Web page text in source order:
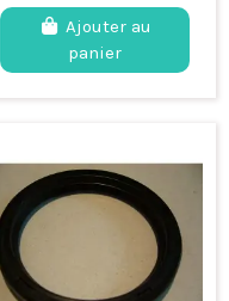
Ajouter au
panier